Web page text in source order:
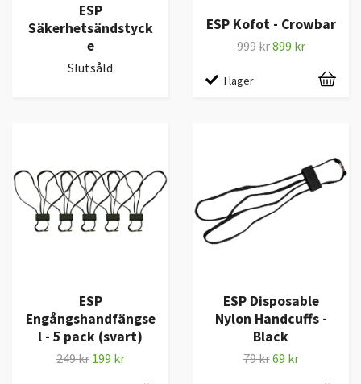
ESP
Säkerhetsändstyck
e
Slutsåld
ESP Kofot - Crowbar
999 kr899 kr
I lager
ESP
Engångshandfängse
l - 5 pack (svart)
249 kr 199 kr
ESP Disposable
Nylon Handcuffs -
Black
79 kr69 kr